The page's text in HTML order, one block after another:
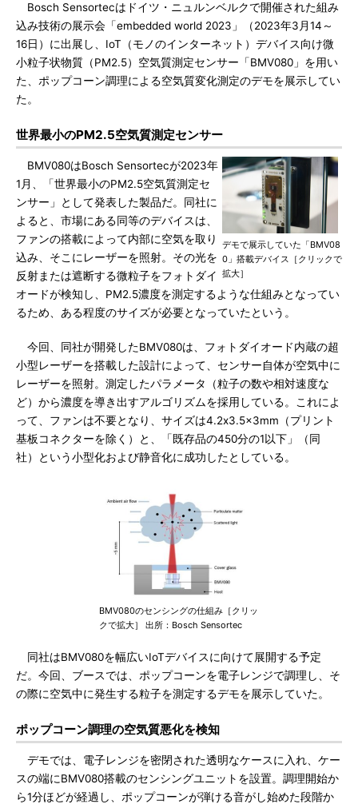
Bosch Sensortecはドイツ・ニュルンベルクで開催された組み
込み技術の展示会「embedded world 2023」（2023年3月14～
16日）に出展し、IoT（モノのインターネット）デバイス向け微
小粒子状物質（PM2.5）空気質測定センサー「BMV080」を用い
た、ポップコーン調理による空気質変化測定のデモを展示してい
た。
世界最小のPM2.5空気質測定センサー
デモで展示していた「BMV08
0」搭載デバイス［クリックで
拡大］
BMV080はBosch Sensortecが2023年
1月、「世界最小のPM2.5空気質測定セ
ンサー」として発表した製品だ。同社に
よると、市場にある同等のデバイスは、
ファンの搭載によって内部に空気を取り
込み、そこにレーザーを照射。その光を
反射または遮断する微粒子をフォトダイ
オードが検知し、PM2.5濃度を測定するような仕組みとなってい
るため、ある程度のサイズが必要となっていたという。
今回、同社が開発したBMV080は、フォトダイオード内蔵の超
小型レーザーを搭載した設計によって、センサー自体が空気中に
レーザーを照射。測定したパラメータ（粒子の数や相対速度な
ど）から濃度を導き出すアルゴリズムを採用している。これによ
って、ファンは不要となり、サイズは4.2x3.5x3mm（プリント
基板コネクターを除く）と、「既存品の450分の1以下」（同
社）という小型化および静音化に成功したとしている。
BMV080のセンシングの仕組み［クリッ
クで拡大］ 出所：Bosch Sensortec
同社はBMV080を幅広いIoTデバイスに向けて展開する予定
だ。今回、ブースでは、ポップコーンを電子レンジで調理し、そ
の際に空気中に発生する粒子を測定するデモを展示していた。
ポップコーン調理の空気質悪化を検知
デモでは、電子レンジを密閉された透明なケースに入れ、ケー
スの端にBMV080搭載のセンシングユニットを設置。調理開始か
ら1分ほどが経過し、ポップコーンが弾ける音がし始めた段階か